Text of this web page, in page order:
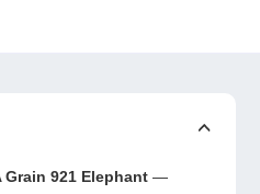
Grain 921 Elephant —